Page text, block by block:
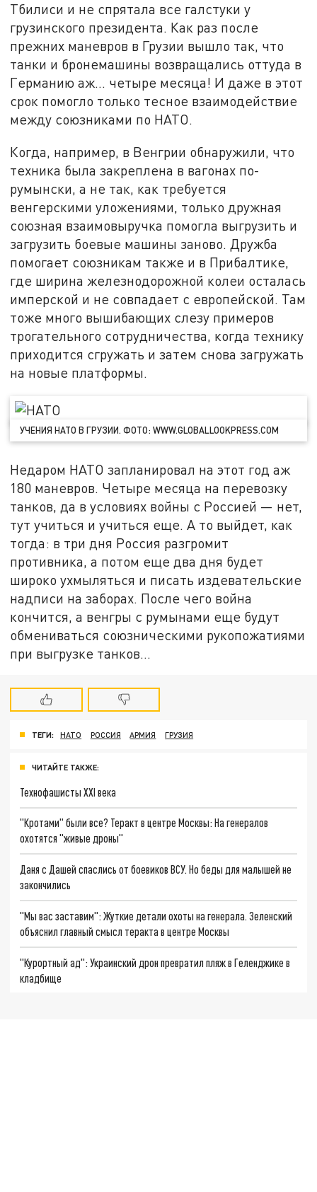
Тбилиси и не спрятала все галстуки у
грузинского президента. Как раз после
прежних маневров в Грузии вышло так, что
танки и бронемашины возвращались оттуда в
Германию аж... четыре месяца! И даже в этот
срок помогло только тесное взаимодействие
между союзниками по НАТО.
Когда, например, в Венгрии обнаружили, что
техника была закреплена в вагонах по-
румынски, а не так, как требуется
венгерскими уложениями, только дружная
союзная взаимовыручка помогла выгрузить и
загрузить боевые машины заново. Дружба
помогает союзникам также и в Прибалтике,
где ширина железнодорожной колеи осталась
имперской и не совпадает с европейской. Там
тоже много вышибающих слезу примеров
трогательного сотрудничества, когда технику
приходится сгружать и затем снова загружать
на новые платформы.
УЧЕНИЯ НАТО В ГРУЗИИ. ФОТО: WWW.GLOBALLOOKPRESS.COM
Недаром НАТО запланировал на этот год аж
180 маневров. Четыре месяца на перевозку
танков, да в условиях войны с Россией — нет,
тут учиться и учиться еще. А то выйдет, как
тогда: в три дня Россия разгромит
противника, а потом еще два дня будет
широко ухмыляться и писать издевательские
надписи на заборах. После чего война
кончится, а венгры с румынами еще будут
обмениваться союзническими рукопожатиями
при выгрузке танков...
ТЕГИ: НАТО РОССИЯ АРМИЯ ГРУЗИЯ
ЧИТАЙТЕ ТАКЖЕ:
Технофашисты XXI века
"Кротами" были все? Теракт в центре Москвы: На генералов
охотятся "живые дроны"
Даня с Дашей спаслись от боевиков ВСУ. Но беды для малышей не
закончились
"Мы вас заставим": Жуткие детали охоты на генерала. Зеленский
объяснил главный смысл теракта в центре Москвы
"Курортный ад": Украинский дрон превратил пляж в Геленджике в
кладбище